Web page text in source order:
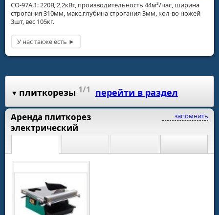
СО-97А.1: 220В, 2,2кВт, производительность 44м²/час, ширина
строгания 310мм, макс.глубина строгания 3мм, кол-во ножей
3шт, вес 105кг.
плиткорезы 1/1 перейти в раздел
запомнить
Аренда плиткорез
электрический